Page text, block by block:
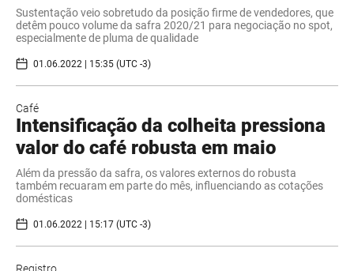
Sustentação veio sobretudo da posição firme de vendedores, que
detêm pouco volume da safra 2020/21 para negociação no spot,
especialmente de pluma de qualidade
01.06.2022 | 15:35 (UTC -3)
Café
Intensificação da colheita pressiona
valor do café robusta em maio
Além da pressão da safra, os valores externos do robusta
também recuaram em parte do mês, influenciando as cotações
domésticas
01.06.2022 | 15:17 (UTC -3)